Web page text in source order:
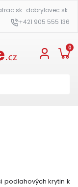
dobrylovec.sk
+421 905 555 136
0
podlahových krytin k